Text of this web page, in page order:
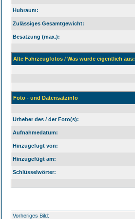
Hubraum:
Zulässiges Gesamtgewicht:
Besatzung (max.):
Alte Fahrzeugfotos / Was wurde eigentlich aus:
Foto - und Datensatzinfo
Urheber des / der Foto(s):
Aufnahmedatum:
Hinzugefügt von:
Hinzugefügt am:
Schlüsselwörter:
Vorheriges Bild: